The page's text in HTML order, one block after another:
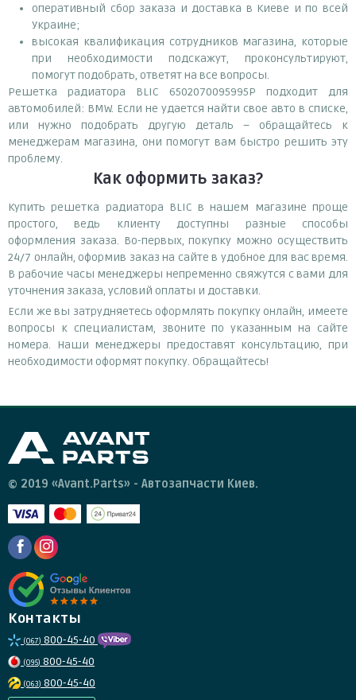
оперативный сбор заказа и доставка в Киеве и по всей
Украине;
высокая квалификация сотрудников магазина, которые
при необходимости подскажут, проконсультируют,
помогут подобрать, ответят на все вопросы.
Решетка радиатора BLIC 6502070095995P подходит для
автомобилей: BMW. Если не удается найти свое авто в списке,
или нужно подобрать другую деталь – обращайтесь к
менеджерам магазина, они помогут вам быстро решить эту
проблему.
Как оформить заказ?
Купить решетка радиатора BLIC в нашем магазине проще
простого, ведь клиенту доступны разные способы
оформления заказа. Во-первых, покупку можно осуществить
24/7 онлайн, оформив заказ на сайте в удобное для вас время.
В рабочие часы менеджеры непременно свяжутся с вами для
уточнения заказа, условий оплаты и доставки.
Если же вы затрудняетесь оформлять покупку онлайн, имеете
вопросы к специалистам, звоните по указанным на сайте
номера. Наши менеджеры предоставят консультацию, при
необходимости оформят покупку. Обращайтесь!
© 2019 «Avant.Parts» - Автозапчасти Киев.
Контакты
(067) 800-45-40
(095) 800-45-40
(063) 800-45-40